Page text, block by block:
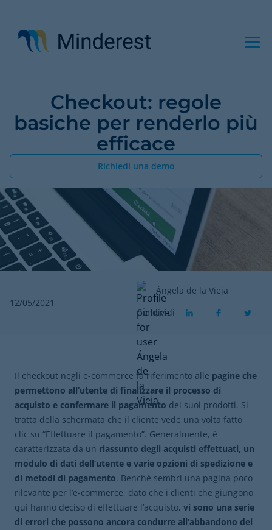
contenuto
principale
Checkout: regole
basiche per renderlo più
efficace
Richiedi una demo
12/05/2021
Ángela de la Vieja
Condividi
Il checkout negli e-commerce fa riferimento alle pagine che
permettono all’utente di finalizzare il processo di
acquisto e confermare il pagamento dei suoi prodotti. Si
tratta della schermata che il cliente vede una volta fatto
clic su “Effettuare il pagamento”. Generalmente, è
caratterizzata da un riassunto degli acquisti effettuati, un
modulo di dati dell’utente e varie opzioni di spedizione e
di metodi di pagamento. Benché sembri una pagina poco
rilevante per l’e-commerce, dato che i clienti che giungono
qui hanno deciso di effettuare l’acquisto, vi sono una serie
di errori che possono ancora condurre all’abbandono del